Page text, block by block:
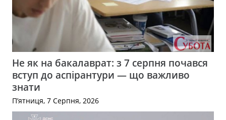
Не як на бакалаврат: з 7 серпня почався
вступ до аспірантури — що важливо
знати
П’ятниця, 7 Серпня, 2026